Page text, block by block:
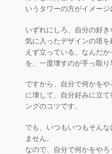
いうタワーの方がイメージ
いずれにしろ、自分の好
気に入ったデザインの塔
えず立っている、なんだ
を、一度壊すのが手っ取り
ですから、自分で何かを
に壊して、自分好みに立
ングのコツです。
でも、いつもいつもそん
ません。
なので、自分で何かをや